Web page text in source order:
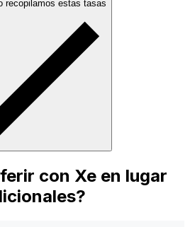
recopilamos estas tasas
con Xe en lugar